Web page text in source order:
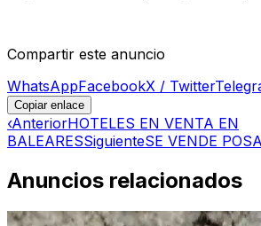
Compartir este anuncio
WhatsAppFacebookX / Twitter
Copiar enlace
‹AnteriorHOTELES EN VENTA EN
BALEARESSiguienteSE VENDE
Anuncios relacionados